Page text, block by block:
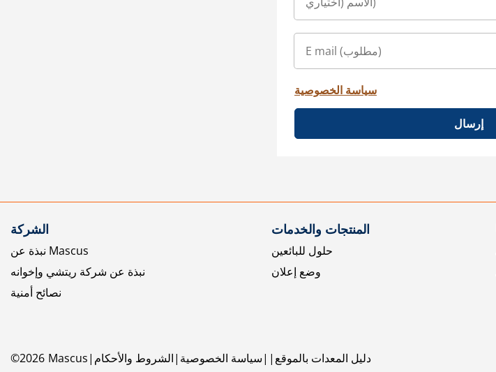
سياسة الخصوصية
إرسال
الشركة
نبذة عن Mascus
نبذة عن شركة ريتشي وإخوانه
نصائح أمنية
المنتجات والخدمات
حلول للبائعين
وضع إعلان
©2026 Mascus الشروط والأحكام سياسة الخصوصية دليل المعدات بالموقع